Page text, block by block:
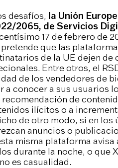
desafíos, la Unión
2065, de Servicios
17 de febrero de
que las
de la UE dejen de
Entre otros, el
de los vendedores de
a conocer a sus usuarios
de
ilícitos o a
de otro modo, si en
anuncios o
misma plataforma
durante la noche, o
es casualidad.